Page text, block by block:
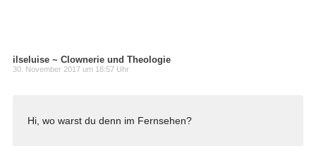
ilseluise ~ Clownerie und Theologie
30. November 2017 um 18:57 Uhr
Hi, wo warst du denn im Fernsehen?